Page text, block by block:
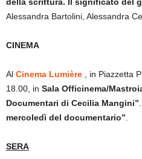
Alessandra Bartolini, Alessandra
CINEMA
Al Cinema Lumière
, in Piazzetta
18.00, in Sala Officinema/
Documentari di Cecilia Mangini”
mercoledì del documentario”
SERA